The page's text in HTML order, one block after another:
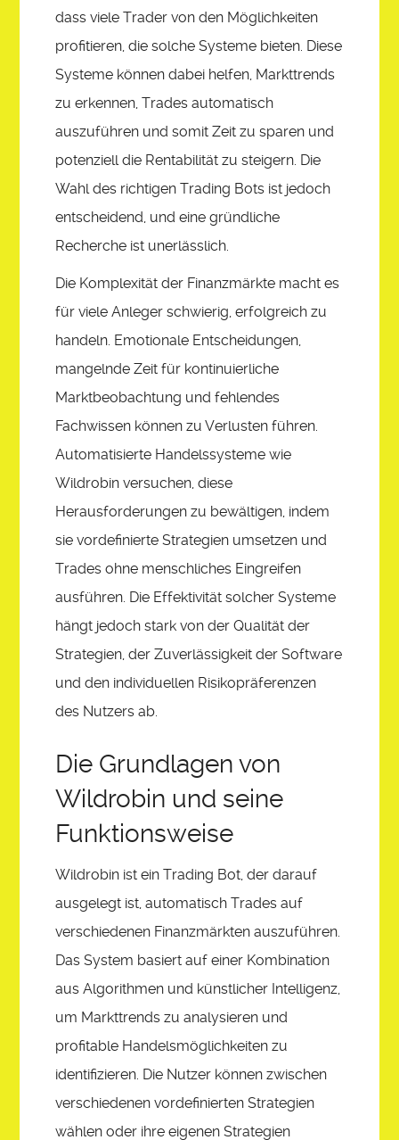
dass viele Trader von den Möglichkeiten
profitieren, die solche Systeme bieten. Diese
Systeme können dabei helfen, Markttrends
zu erkennen, Trades automatisch
auszuführen und somit Zeit zu sparen und
potenziell die Rentabilität zu steigern. Die
Wahl des richtigen Trading Bots ist jedoch
entscheidend, und eine gründliche
Recherche ist unerlässlich.
Die Komplexität der Finanzmärkte macht es
für viele Anleger schwierig, erfolgreich zu
handeln. Emotionale Entscheidungen,
mangelnde Zeit für kontinuierliche
Marktbeobachtung und fehlendes
Fachwissen können zu Verlusten führen.
Automatisierte Handelssysteme wie
Wildrobin versuchen, diese
Herausforderungen zu bewältigen, indem
sie vordefinierte Strategien umsetzen und
Trades ohne menschliches Eingreifen
ausführen. Die Effektivität solcher Systeme
hängt jedoch stark von der Qualität der
Strategien, der Zuverlässigkeit der Software
und den individuellen Risikopräferenzen
des Nutzers ab.
Die Grundlagen von
Wildrobin und seine
Funktionsweise
Wildrobin ist ein Trading Bot, der darauf
ausgelegt ist, automatisch Trades auf
verschiedenen Finanzmärkten auszuführen.
Das System basiert auf einer Kombination
aus Algorithmen und künstlicher Intelligenz,
um Markttrends zu analysieren und
profitable Handelsmöglichkeiten zu
identifizieren. Die Nutzer können zwischen
verschiedenen vordefinierten Strategien
wählen oder ihre eigenen Strategien